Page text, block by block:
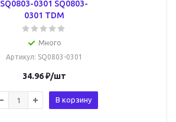
SQ0803-0301 SQ0803-
0301 TDM
Много
Артикул: SQ0803-0301
34.96₽/шт
В корзину